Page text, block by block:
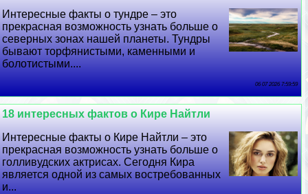
Интересные факты о тундре – это
прекрасная возможность узнать больше о
северных зонах нашей планеты. Тундры
бывают торфянистыми, каменными и
болотистыми....
06 07 2026 7:59:59
18 интересных фактов о Кире Найтли
Интересные факты о Кире Найтли – это
прекрасная возможность узнать больше о
голливудских актрисах. Сегодня Кира
является одной из самых востребованных
и...